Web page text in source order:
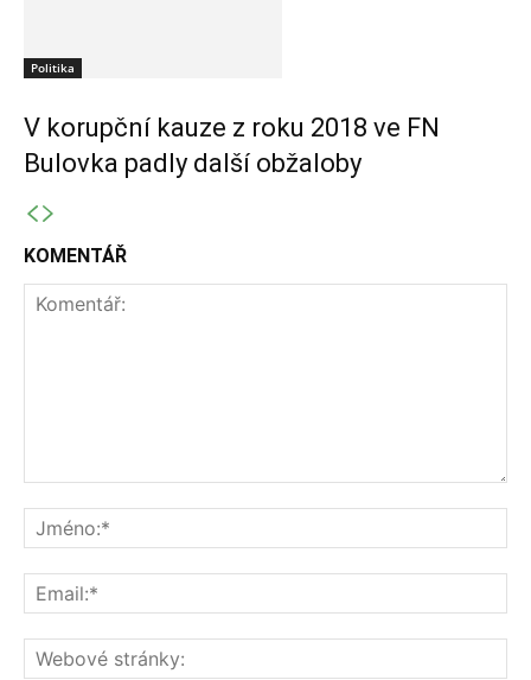
Politika
V korupční kauze z roku 2018 ve FN
Bulovka padly další obžaloby
KOMENTÁŘ